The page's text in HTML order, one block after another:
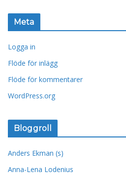
Meta
Logga in
Flöde för inlägg
Flöde för kommentarer
WordPress.org
Bloggroll
Anders Ekman (s)
Anna-Lena Lodenius